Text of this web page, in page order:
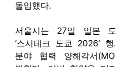
돌입했다.
서울시는 27일 일본
‘스시테크 도쿄 2026’
분야 협력 양해각서